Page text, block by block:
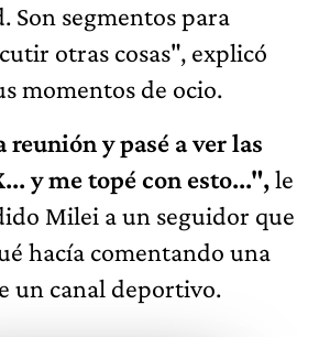
Son segmentos para
otras cosas", explicó
momentos de ocio.
y pasé a ver las
y me topé con esto...",le
Milei a un seguidor que
hacía comentando una
un canal deportivo.